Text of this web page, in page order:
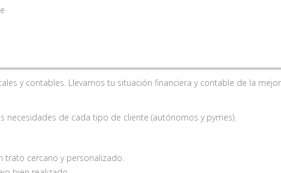
y contables. Llevamos tu situación financiera y contable de la mejor
necesidades de cada tipo de cliente (autónomos y pymes).
trato cercano y personalizado.